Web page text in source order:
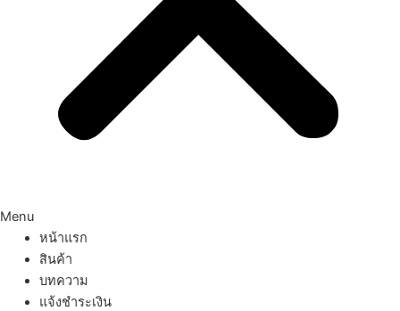
Menu
หน้าแรก
สินค้า
บทความ
แจ้งชำระเงิน